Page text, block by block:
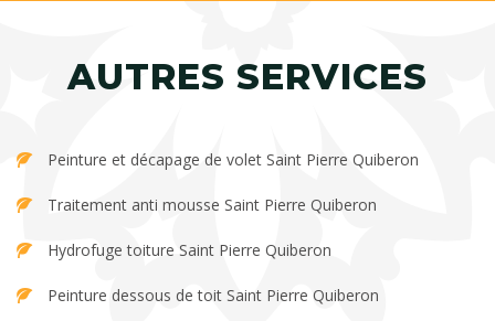
AUTRES SERVICES
Peinture et décapage de volet Saint Pierre Quiberon
Traitement anti mousse Saint Pierre Quiberon
Hydrofuge toiture Saint Pierre Quiberon
Peinture dessous de toit Saint Pierre Quiberon